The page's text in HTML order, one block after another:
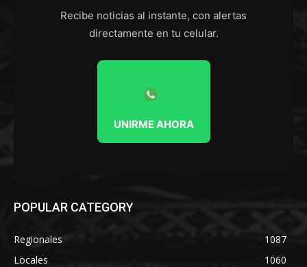
Recibe noticias al instante, con alertas
directamente en tu celular.
UNIRME AHORA
POPULAR CATEGORY
Regionales
1087
Locales
1060